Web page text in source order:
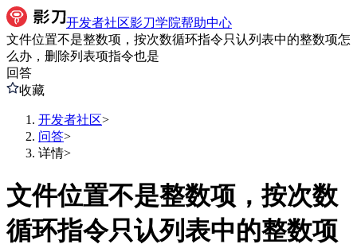
开发者社区影刀学院帮助中心
文件位置不是整数项，按次数循环指令只认列表中的整数项怎
么办，删除列表项指令也是
回答
收藏
开发者社区>
问答>
详情>
文件位置不是整数项，按次数
循环指令只认列表中的整数项